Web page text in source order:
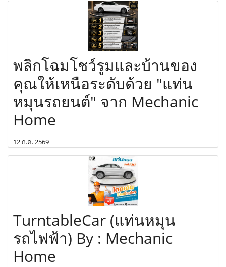
พลิกโฉมโชว์รูมและบ้านของ
คุณให้เหนือระดับด้วย "แท่น
หมุนรถยนต์" จาก Mechanic
Home
12 ก.ค. 2569
TurntableCar (แท่นหมุน
รถไฟฟ้า) By : Mechanic
Home